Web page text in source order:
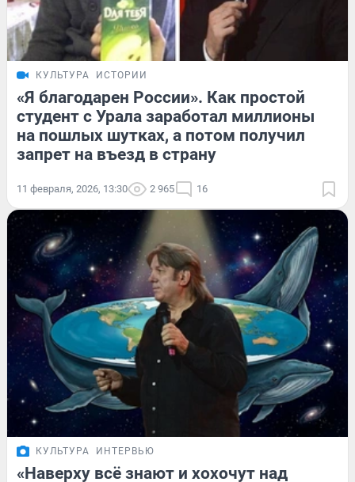
КУЛЬТУРА ИСТОРИИ
«Я благодарен России». Как простой
студент с Урала заработал миллионы
на пошлых шутках, а потом получил
запрет на въезд в страну
11 февраля, 2026, 13:30 2 965 16
КУЛЬТУРА ИНТЕРВЬЮ
«Наверху всё знают и хохочут над